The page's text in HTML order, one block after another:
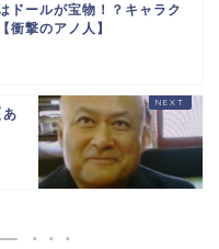
ドールが宝物！？キャラク
衝撃のアノ人】